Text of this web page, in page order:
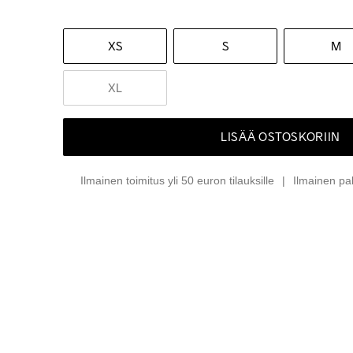
XS S M
XL
LISÄÄ OSTOSKORIIN
Ilmainen toimitus yli 50 euron tilauksille Ilmainen